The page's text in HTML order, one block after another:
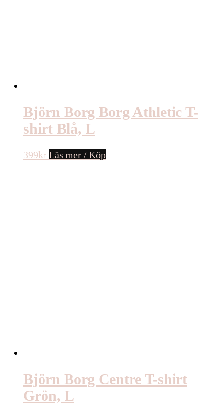
Björn Borg Borg Athletic T-
shirt Blå, L
399kr Läs mer / Köp
Björn Borg Centre T-shirt
Grön, L